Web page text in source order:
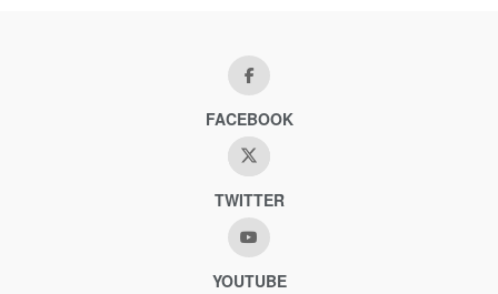
FACEBOOK
TWITTER
YOUTUBE